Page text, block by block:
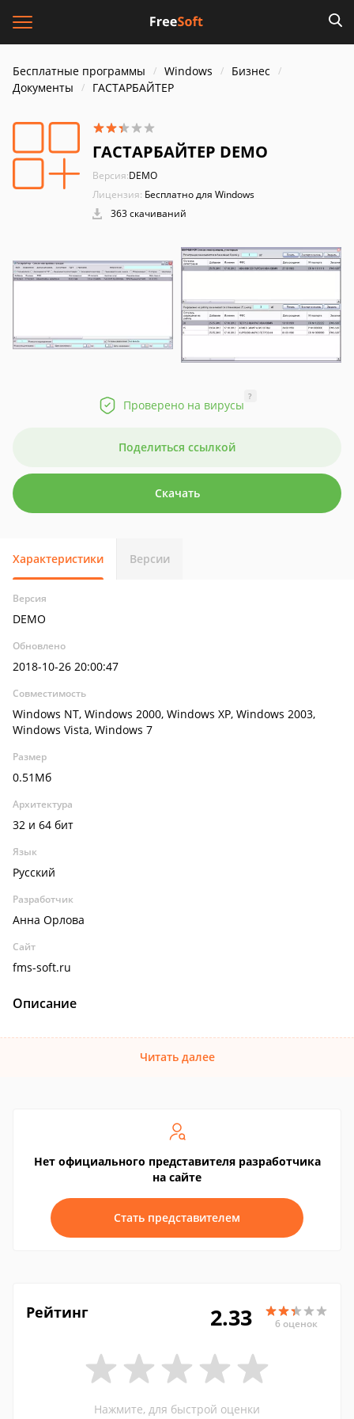
Бесплатные программы Windows
Бизнес
Документы
ГАСТАРБАЙТЕР
ГАСТАРБАЙТЕР DEMO
Версия:DEMO
Лицензия: Бесплатно для Windows
363 скачиваний
Проверено на вирусы
?
Поделиться ссылкой
Скачать
Характеристики Версии
Версия
DEMO
Обновлено
2018-10-26 20:00:47
Совместимость
Windows NT, Windows 2000, Windows XP, Windows 2003,
Windows Vista, Windows 7
Размер
0.51Мб
Архитектура
32 и 64 бит
Язык
Русский
Разработчик
Анна Орлова
Сайт
fms-soft.ru
Описание
Читать далее
Нет официального представителя разработчика
на сайте
Стать представителем
Рейтинг 2.33 6 оценок
Нажмите, для быстрой оценки